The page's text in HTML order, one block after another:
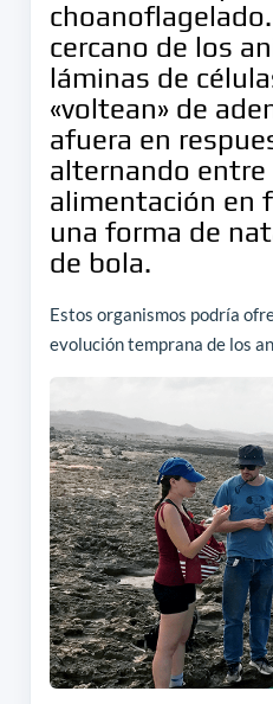
cercano de los
láminas de
«voltean» de
afuera en
alternando entre
alimentación en
una forma de
de bola.
Estos organismos podría
evolución temprana de los